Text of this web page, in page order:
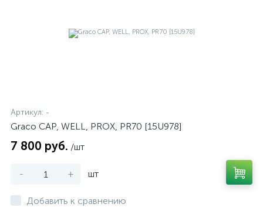
Артикул: -
Graco CAP, WELL, PROX, PR70 [15U978]
7 800 руб. /шт
- + шт
Добавить к сравнению